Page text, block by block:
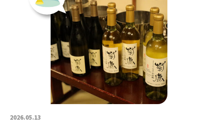
2026.05.13